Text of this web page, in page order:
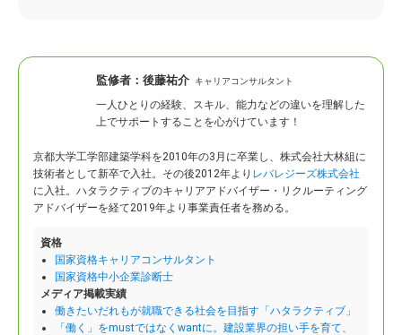
監修者： 後藤祐介 キャリアコンサルタント
一人ひとりの経験、スキル、能力などの違いを理解した
上でサポートすることを心がけています！
京都大学工学部建築学科を2010年の3月に卒業し、株式会社大林組に
技術者として新卒で入社。 その後2012年より レバレジーズ株式会社
に入社。ハタラクティブのキャリアアドバイザー・リクルーティング
アドバイザーを経て2019年より事業責任者を務める。
資格
国家資格キャリアコンサルタント
国家資格中小企業診断士
メディア掲載実績
働きたいだれもが就職できる社会を目指す「ハタラクティブ」
「働く」をmustではなくwantに。建設業界の担い手を育て、